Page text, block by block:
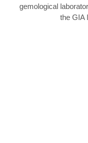
gemological
the GIA